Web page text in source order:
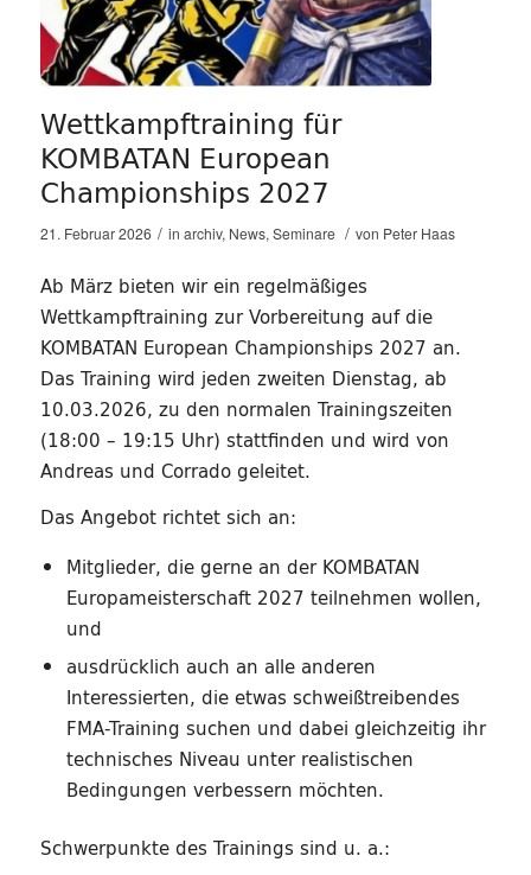
Wettkampftraining für
KOMBATAN European
Championships 2027
21. Februar 2026 / in archiv, News, Seminare / von Peter Haas
Ab März bieten wir ein regelmäßiges
Wettkampftraining zur Vorbereitung auf die
KOMBATAN European Championships 2027 an.
Das Training wird jeden zweiten Dienstag, ab
10.03.2026, zu den normalen Trainingszeiten
(18:00 – 19:15 Uhr) stattfinden und wird von
Andreas und Corrado geleitet.
Das Angebot richtet sich an:
Mitglieder, die gerne an der KOMBATAN
Europameisterschaft 2027 teilnehmen wollen,
und
ausdrücklich auch an alle anderen
Interessierten, die etwas schweißtreibendes
FMA-Training suchen und dabei gleichzeitig ihr
technisches Niveau unter realistischen
Bedingungen verbessern möchten.
Schwerpunkte des Trainings sind u. a.: